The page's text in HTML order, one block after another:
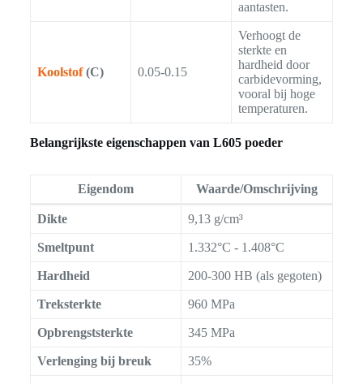
aantasten.
Koolstof(C) 0.05-0.15
Verhoogt de
sterkte en
hardheid door
carbidevorming,
vooral bij hoge
temperaturen.
Belangrijkste eigenschappen van L605 poeder
Eigendom Waarde/Omschrijving
Dikte 9,13 g/cm³
Smeltpunt 1.332°C - 1.408°C
Hardheid 200-300 HB (als gegoten)
Treksterkte 960 MPa
Opbrengststerkte 345 MPa
Verlenging bij breuk 35%